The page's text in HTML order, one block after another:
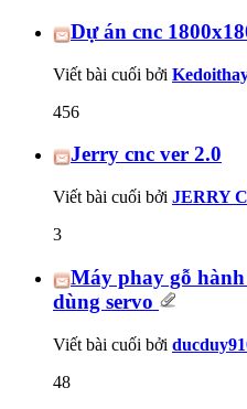
Dự án cnc
Viết bài cuối bởi
456
Jerry cnc ver 2.0
Viết bài cuối bởi JERRY
3
Máy phay gỗ
dùng servo
Viết bài cuối bởi
48